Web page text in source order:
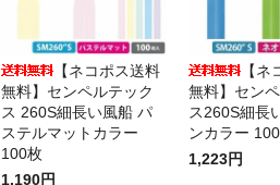
【ネコポス送料
無料】センペルテック
ス 260S細長い風船 パ
ステルマットカラー
100枚
1,190円
【
無料】セン
ス260S細長
ンカラー
1,223円